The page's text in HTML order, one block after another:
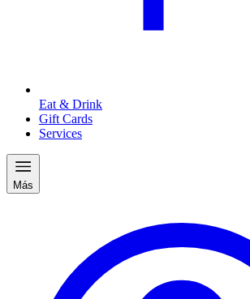
Eat & Drink
Gift Cards
Services
Más